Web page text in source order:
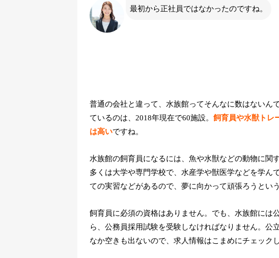
最初から正社員ではなかったのですね。
普通の会社と違って、水族館ってそんなに数はないん
ているのは、2018年現在で60施設。 飼育員や水獣トレ
は高いですね。
水族館の飼育員になるには、魚や水獣などの動物に関
多くは大学や専門学校で、水産学や獣医学などを学ん
ての実習などがあるので、夢に向かって頑張ろうとい
飼育員に必須の資格はありません。でも、水族館には
ら、公務員採用試験を受験しなければなりません。公
なか空きも出ないので、求人情報はこまめにチェック